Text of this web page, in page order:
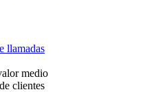
llamadas
medio
clientes